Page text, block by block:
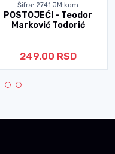
Šifra: 2741 JM:kom
POSTOJEĆI - Teodor
Marković Todorić
249.00 RSD